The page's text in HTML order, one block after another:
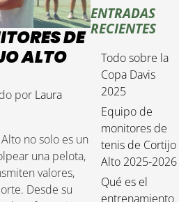
DE
ALTO
por Laura
no solo es un
una pelota,
valores,
Desde su
ENTRADAS
RECIENTES
Todo sobre la
Copa Davis
2025
Equipo de
monitores de
tenis de Cortijo
Alto 2025-2026
Qué es el
entrenamiento